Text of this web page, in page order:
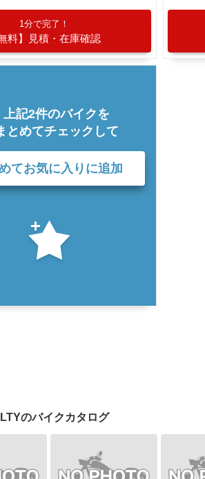
1分で完了！
無料】見積・在庫確認
上記2件のバイクを
とめてチェックして
てお気に入りに追加
のバイクカタログ